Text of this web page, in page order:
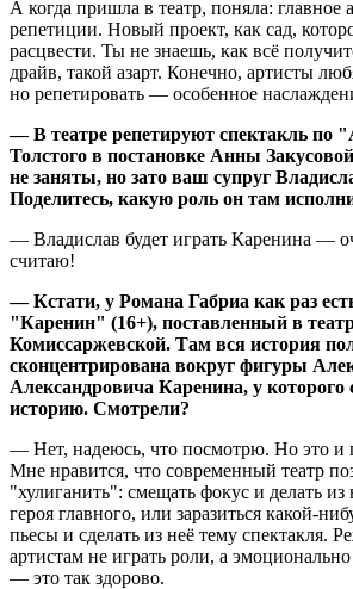
А когда пришла в театр, поняла: главное
репетиции. Новый проект, как сад,
расцвести. Ты не знаешь, как всё
драйв, такой азарт. Конечно, артисты
но репетировать — особенное
— В театре репетируют спектакль по
Толстого в постановке Анны
не заняты, но зато ваш супруг
Поделитесь, какую роль он там
— Владислав будет играть Каренина —
считаю!
— Кстати, у Романа Габриа как раз
"Каренин" (16+), поставленный в
Комиссаржевской. Там вся история
сконцентрирована вокруг фигуры
Александровича Каренина, у которого
историю. Смотрели?
— Нет, надеюсь, что посмотрю. Но это и
Мне нравится, что современный театр
"хулиганить": смещать фокус и делать из
героя главного, или заразиться какой-
пьесы и сделать из неё тему спектакля.
артистам не играть роли, а
— это так здорово.